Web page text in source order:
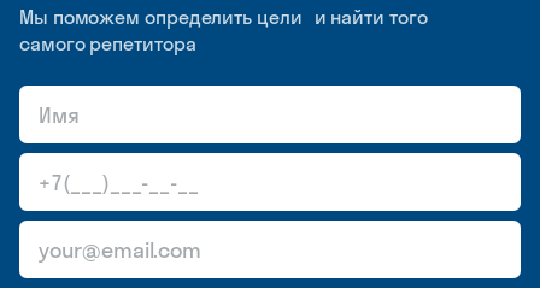
Мы поможем определить цели и найти того
самого репетитора